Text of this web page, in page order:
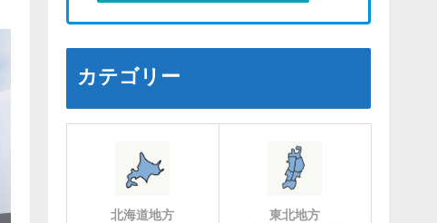
カテゴリー
北海道地方 東北地方